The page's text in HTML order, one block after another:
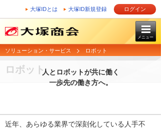
大塚IDとは 大塚ID新規登録 ログイン
メニュー
ソリューション・サービス ロボット
ロボット人とロボットが共に働く
一歩先の働き方へ。
近年、あらゆる業界で深刻化している人手不